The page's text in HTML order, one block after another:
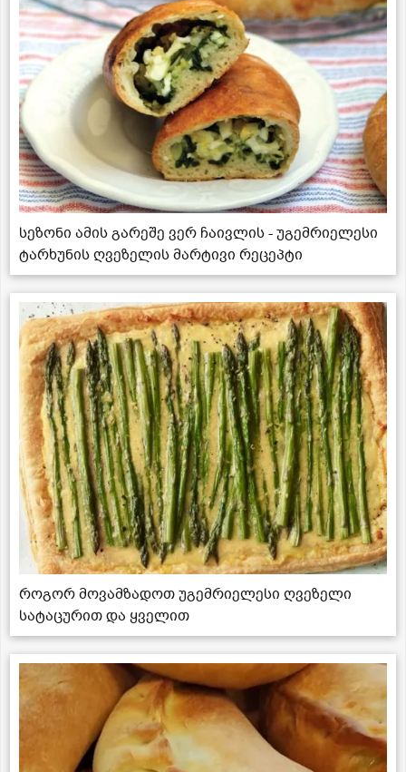
სეზონი ამის გარეშე ვერ ჩაივლის - უგემრიელესი
ტარხუნის ღვეზელის მარტივი რეცეპტი
როგორ მოვამზადოთ უგემრიელესი ღვეზელი
სატაცურით და ყველით